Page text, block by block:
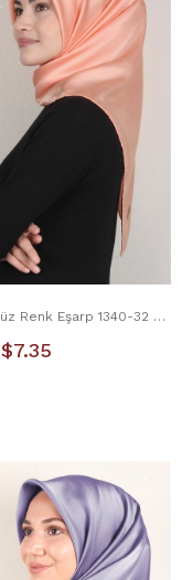
Piramit Düz Renk Eşarp 1340-32 Pastel Pembe
$7.35